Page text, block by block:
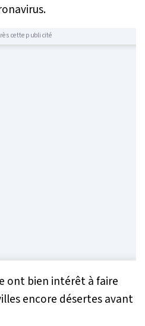
cette publicité
ont bien intérêt à faire
encore désertes avant